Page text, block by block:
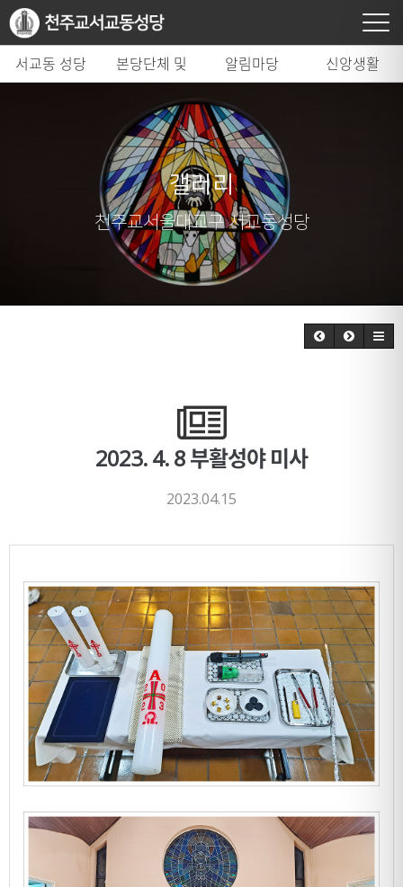
서교동 성당
본당단체 및
알림마당 신앙생활
갤러리
천주교서울대교구 서교동성당
2023. 4. 8 부활성야 미사
2023.04.15